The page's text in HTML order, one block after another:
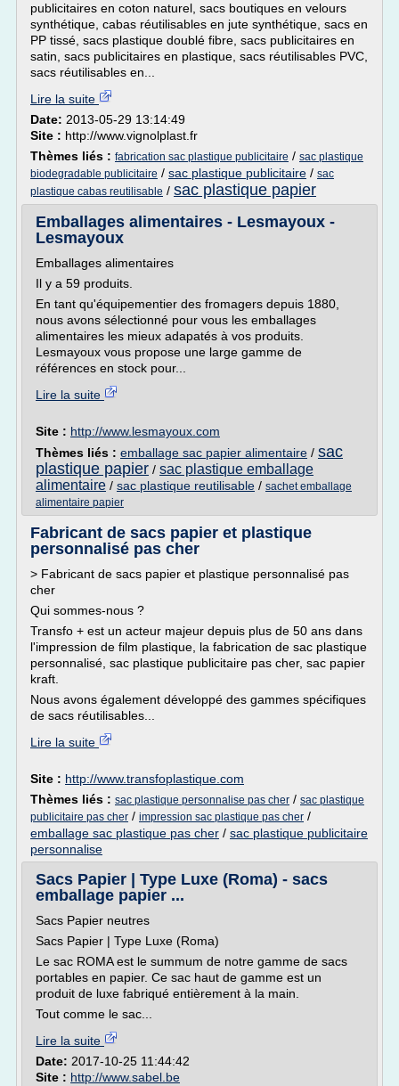
publicitaires en coton naturel, sacs boutiques en velours
synthétique, cabas réutilisables en jute synthétique, sacs en
PP tissé, sacs plastique doublé fibre, sacs publicitaires en
satin, sacs publicitaires en plastique, sacs réutilisables PVC,
sacs réutilisables en...
Lire la suite
Date: 2013-05-29 13:14:49
Site : http://www.vignolplast.fr
Thèmes liés : fabrication sac plastique publicitaire / sac plastique
biodegradable publicitaire / sac plastique publicitaire / sac
plastique cabas reutilisable / sac plastique papier
Emballages alimentaires - Lesmayoux -
Lesmayoux
Emballages alimentaires
Il y a 59 produits.
En tant qu'équipementier des fromagers depuis 1880,
nous avons sélectionné pour vous les emballages
alimentaires les mieux adapatés à vos produits.
Lesmayoux vous propose une large gamme de
références en stock pour...
Lire la suite
Site : http://www.lesmayoux.com
Thèmes liés : emballage sac papier alimentaire / sac
plastique papier / sac plastique emballage
alimentaire / sac plastique reutilisable / sachet emballage
alimentaire papier
Fabricant de sacs papier et plastique
personnalisé pas cher
> Fabricant de sacs papier et plastique personnalisé pas
cher
Qui sommes-nous ?
Transfo + est un acteur majeur depuis plus de 50 ans dans
l'impression de film plastique, la fabrication de sac plastique
personnalisé, sac plastique publicitaire pas cher, sac papier
kraft.
Nous avons également développé des gammes spécifiques
de sacs réutilisables...
Lire la suite
Site : http://www.transfoplastique.com
Thèmes liés : sac plastique personnalise pas cher / sac plastique
publicitaire pas cher / impression sac plastique pas cher /
emballage sac plastique pas cher / sac plastique publicitaire
personnalise
Sacs Papier | Type Luxe (Roma) - sacs
emballage papier ...
Sacs Papier neutres
Sacs Papier | Type Luxe (Roma)
Le sac ROMA est le summum de notre gamme de sacs
portables en papier. Ce sac haut de gamme est un
produit de luxe fabriqué entièrement à la main.
Tout comme le sac...
Lire la suite
Date: 2017-10-25 11:44:42
Site : http://www.sabel.be